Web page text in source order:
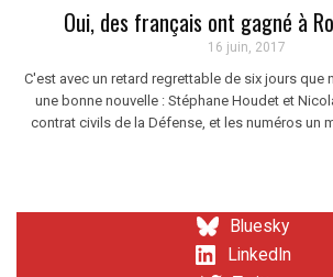
Oui, des français ont gagné à
16 juin, 2017
C'est avec un retard regrettable de six jours que
une bonne nouvelle : Stéphane Houdet et
contrat civils de la Défense, et les numéros un
Bluesky
LinkedIn